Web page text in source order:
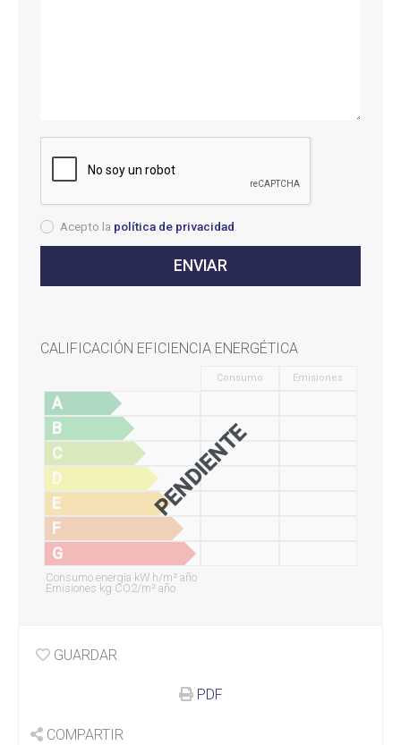
Acepto la política de privacidad
CALIFICACIÓN EFICIENCIA ENERGÉTICA
PENDIENTE
Consumo Emisiones
A
B
C
D
E
F
G
Consumo energia kW h/m² año
Emisiones kg CO2/m² año
GUARDAR
PDF
COMPARTIR